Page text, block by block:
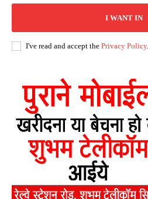
I WANT IN
I've read and accept the Privacy Policy.